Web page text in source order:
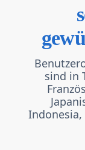
sind in